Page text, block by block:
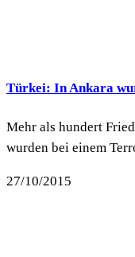
Türkei: In Ankara
Mehr als hundert
wurden bei einem
27/10/2015